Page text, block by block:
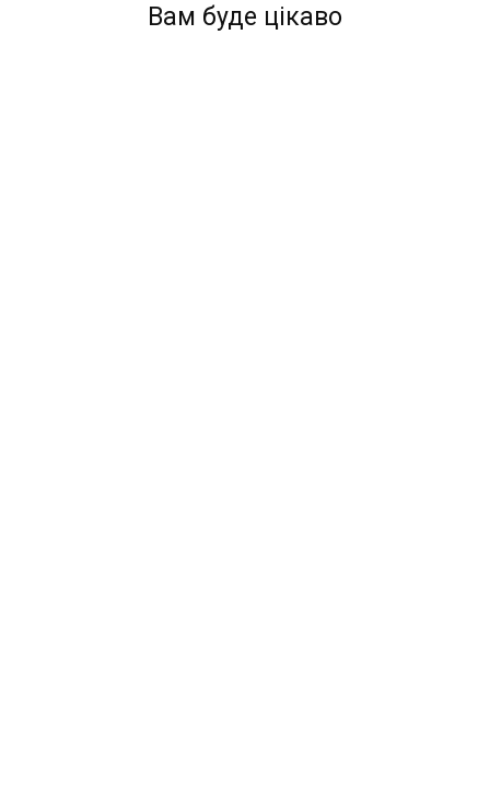
Вам буде цікаво